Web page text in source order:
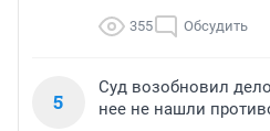
355 Обсудить
5
Суд возобновил
нее не нашли